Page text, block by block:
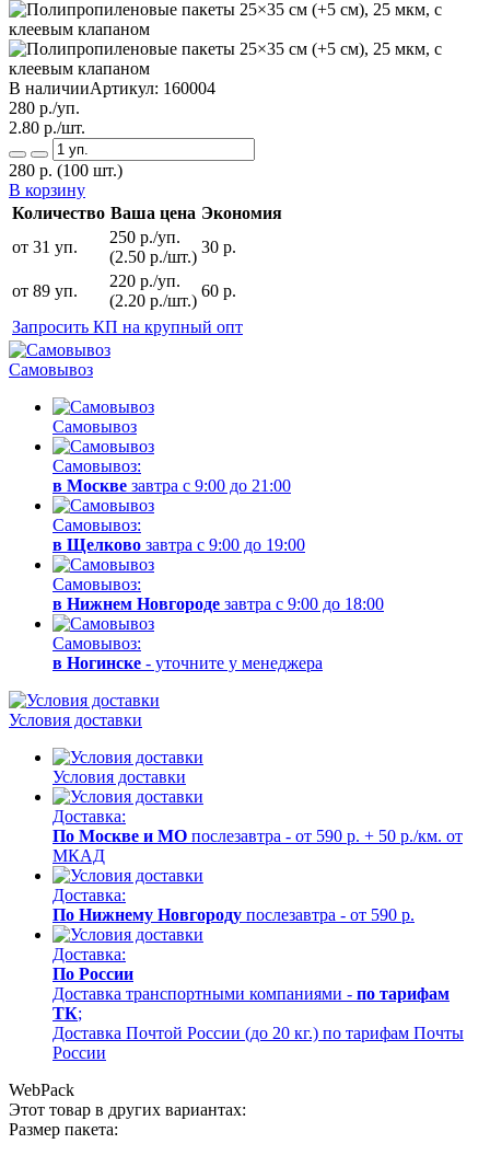
В наличииАртикул: 160004
280 р./уп.
2.80 р./шт.
280 р. (100 шт.)
В корзину
Количество Ваша цена Экономия
от 31 уп.
250 р./уп.
(2.50 р./шт.)
30 р.
от 89 уп.
220 р./уп.
(2.20 р./шт.)
60 р.
Запросить КП на крупный опт
Самовывоз
Самовывоз
Самовывоз:
в Москве завтра с 9:00 до 21:00
Самовывоз:
в Щелково завтра с 9:00 до 19:00
Самовывоз:
в Нижнем Новгороде завтра с 9:00 до 18:00
Самовывоз:
в Ногинске - уточните у менеджера
Условия доставки
Условия доставки
Доставка:
По Москве и МО послезавтра - от 590 р. + 50 р./км. от
МКАД
Доставка:
По Нижнему Новгороду послезавтра - от 590 р.
Доставка:
По России
Доставка транспортными компаниями - по тарифам
ТК;
Доставка Почтой России (до 20 кг.) по тарифам Почты
России
WebPack
Этот товар в других вариантах:
Размер пакета: